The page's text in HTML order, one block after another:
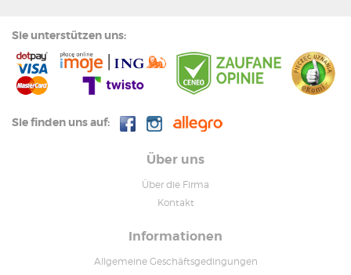
Sie unterstützen uns:
Sie finden uns auf:
Über uns
Über die Firma
Kontakt
Informationen
Allgemeine Geschäftsgedingungen